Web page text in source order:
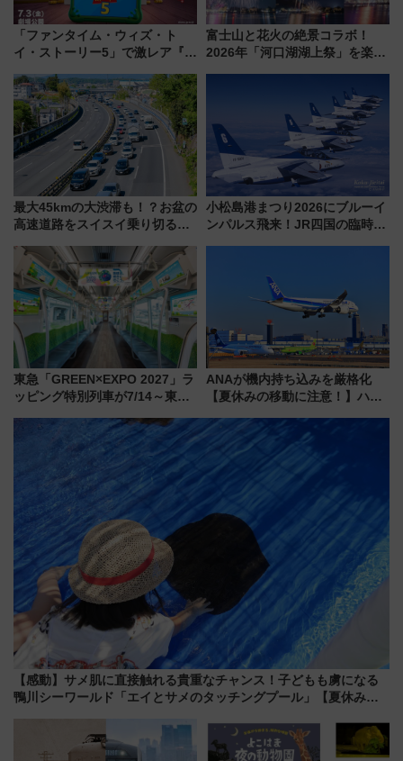
「ファンタイム・ウィズ・ト
イ・ストーリー5」で激レア『ロ
デコレーションも徹底解説
富士山と花火の絶景コラボ！
2026年「河口湖湖上祭」を楽し
最大45kmの大渋滞も！？お盆の
高速道路をスイスイ乗り切る快
小松島港まつり2026にブルーイ
ンパルス飛来！JR四国の臨時ダ
東急「GREEN×EXPO 2027」ラ
ッピング特別列車が7/14～東
ー！ 注目の編成やデザインまと
ANAが機内持ち込みを厳格化
【夏休みの移動に注意！】ハン
「身の回り品」新サイズ制限
(40×30×20cm)おさらい
【感動】サメ肌に直接触れる貴重なチャンス！子どもも虜になる
鴨川シーワールド「エイとサメのタッチングプール」【夏休み限